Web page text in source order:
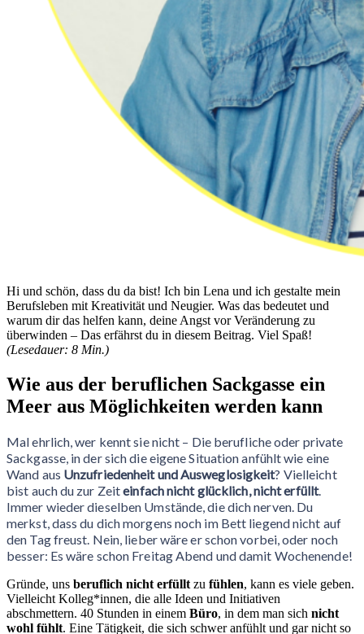
Hi und schön, dass du da bist! Ich bin Lena und ich gestalte mein
Berufsleben mit Kreativität und Neugier. Was das bedeutet und
warum dir das helfen kann, deine Angst vor Veränderung zu
überwinden – Das erfährst du in diesem Beitrag. Viel Spaß!
(Lesedauer: 8 Min.)
Wie aus der beruflichen Sackgasse ein
Meer aus Möglichkeiten werden kann
Mal ehrlich, wer kennt sie nicht – Die berufliche oder private
Sackgasse, in der sich die eigene Situation anfühlt wie eine
Wand aus Unzufriedenheit und Ausweglosigkeit? Vielleicht
bist auch du zur Zeiteinfach nicht glücklich, nicht erfüllt.
Immer wieder dieselben Umstände, die dich nerven. Du
merkst, dass du dich morgens noch im Bett liegend nicht auf
den Tag freust. Nein, lieber wäre er schon vorbei, oder noch
besser: Es wäre schon Freitag Abend und damit Wochenende!
Gründe, uns beruflich nicht erfüllt zu fühlen, kann es viele geben.
Vielleicht Kolleg*innen, die alle Ideen und Initiativen
abschmettern. 40 Stunden in einem Büro, in dem man sich nicht
wohl fühlt. Eine Tätigkeit, die sich schwer anfühlt und gar nicht so